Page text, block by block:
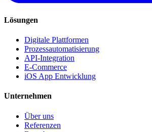
Lösungen
Digitale Plattformen
Prozessautomatisierung
API-Integration
E-Commerce
iOS App Entwicklung
Unternehmen
Über uns
Referenzen